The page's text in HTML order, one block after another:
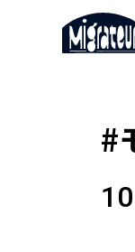
#
10